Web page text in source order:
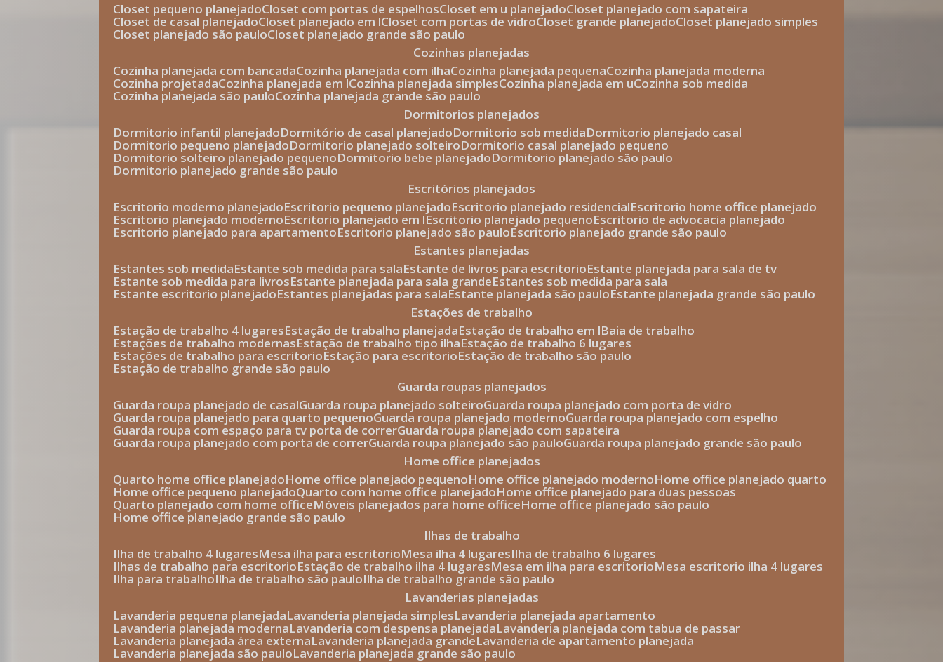
closet pequeno planejado closet com portas de espelhos closet em u planejado closet planejado com sapateira
closet de casal planejado closet planejado em l closet com portas de vidro closet grande planejado closet planejado simples
closet planejado são paulo closet planejado grande são paulo
cozinhas planejadas
cozinha planejada com bancada cozinha planejada com ilha cozinha planejada pequena cozinha planejada moderna
cozinha projetada cozinha planejada em l cozinha planejada simples cozinha planejada em u cozinha sob medida
cozinha planejada são paulo cozinha planejada grande são paulo
dormitorios planejados
dormitorio infantil planejado
dormitório de casal planejado dormitorio sob medida dormitorio planejado casal
dormitorio pequeno planejado dormitorio planejado solteiro dormitorio casal planejado pequeno
dormitorio solteiro planejado pequeno dormitorio bebe planejado dormitorio planejado são paulo
dormitorio planejado grande são paulo
escritórios planejados
escritorio moderno planejado escritorio pequeno planejado escritorio planejado residencial escritorio home office planejado
escritorio planejado moderno escritorio planejado em l escritorio planejado pequeno escritorio de advocacia planejado
escritorio planejado para apartamento escritorio planejado são paulo escritorio planejado grande são paulo
estantes planejadas
estantes sob medida estante sob medida para sala estante de livros para escritorio estante planejada para sala de tv
estante sob medida para livros estante planejada para sala grande estantes sob medida para sala
estante escritorio planejado estantes planejadas para sala estante planejada são paulo estante planejada grande são paulo
estações de trabalho
estação de trabalho 4 lugares estação de trabalho planejada estação de trabalho em l baia de trabalho
estações de trabalho modernas estação de trabalho tipo ilha estação de trabalho 6 lugares
estações de trabalho para escritorio estação para escritorio estação de trabalho são paulo
estação de trabalho grande são paulo
guarda roupas planejados
guarda roupa planejado de casal
guarda roupa planejado solteiro guarda roupa planejado com porta de vidro
guarda roupa planejado para quarto pequeno guarda roupa planejado moderno guarda roupa planejado com espelho
guarda roupa com espaço para tv porta de correr guarda roupa planejado com sapateira
guarda roupa planejado com porta de correr guarda roupa planejado são paulo
guarda roupa planejado grande são paulo
home office planejados
quarto home office planejado
home office planejado pequeno home office planejado moderno home office planejado quarto
home office pequeno planejado quarto com home office planejado home office planejado para duas pessoas
quarto planejado com home office móveis planejados para home office home office planejado são paulo
home office planejado grande são paulo
ilhas de trabalho
ilha de trabalho 4 lugares
mesa ilha para escritorio mesa ilha 4 lugares ilha de trabalho 6 lugares
ilhas de trabalho para escritorio estação de trabalho ilha 4 lugares mesa em ilha para escritorio mesa escritorio ilha 4 lugares
ilha para trabalho ilha de trabalho são paulo ilha de trabalho grande são paulo
lavanderias planejadas
lavanderia pequena planejada lavanderia planejada simples lavanderia planejada apartamento
lavanderia planejada moderna lavanderia com despensa planejada lavanderia planejada com tabua de passar
lavanderia planejada área externa lavanderia planejada grande lavanderia de apartamento planejada
lavanderia planejada são paulo lavanderia planejada grande são paulo